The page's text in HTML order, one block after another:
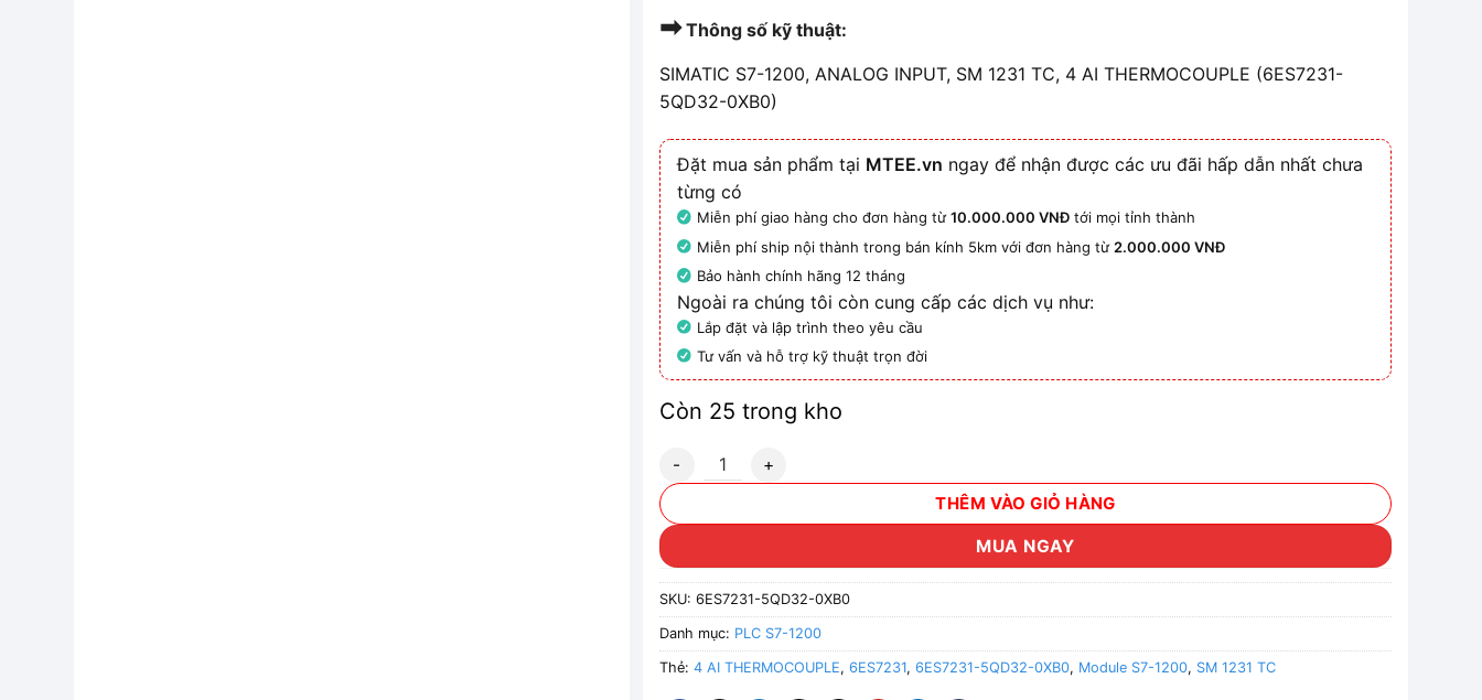
➡Thông số kỹ thuật:
SIMATIC S7-1200, ANALOG INPUT, SM 1231 TC, 4 AI THERMOCOUPLE (6ES7231-
5QD32-0XB0)
Đặt mua sản phẩm tại MTEE.vn ngay để nhận được các ưu đãi hấp dẫn nhất chưa
từng có
Miễn phí giao hàng cho đơn hàng từ10.000.000 VNĐ tới mọi tỉnh thành
Miễn phí ship nội thành trong bán kính 5km với đơn hàng từ 2.000.000 VNĐ
Bảo hành chính hãng 12 tháng
Ngoài ra chúng tôi còn cung cấp các dịch vụ như:
Lắp đặt và lập trình theo yêu cầu
Tư vấn và hỗ trợ kỹ thuật trọn đời
Còn 25 trong kho
6ES7231-5QD32-0XB0 - Module S7-1200 SM 1231 TC, 4 AI THERMOCOUPLE số lượng
THÊM VÀO GIỎ HÀNG
MUA NGAY
SKU:6ES7231-5QD32-0XB0
Danh mục: PLC S7-1200
Thẻ:4 AI THERMOCOUPLE,6ES7231,6ES7231-5QD32-0XB0, Module S7-1200, SM 1231 TC